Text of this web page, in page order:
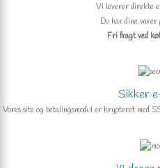
Vi leverer direkte
Du har dine varer
Fri fragt ved
Sikker
Vores site og betalingsmodul er krypteret med